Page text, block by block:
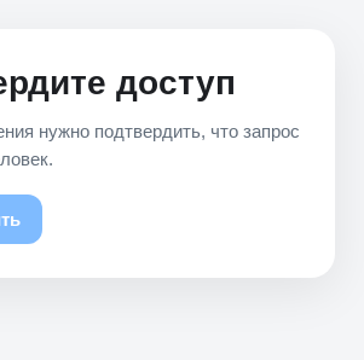
доступ
нужно подтвердить, что запрос